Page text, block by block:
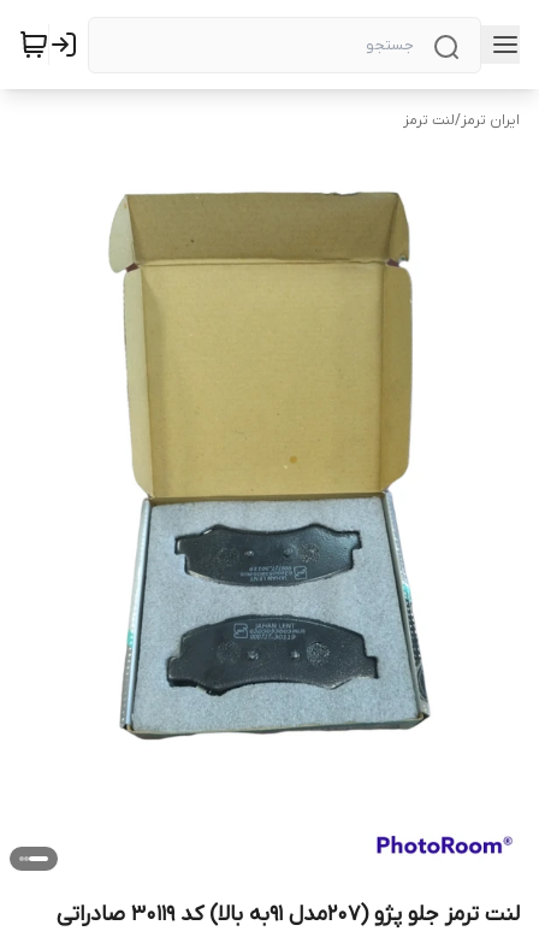
ایران ترمز/لنت ترمز
لنت ترمز جلو پژو (207مدل 91به بالا) کد 30119 صادراتی